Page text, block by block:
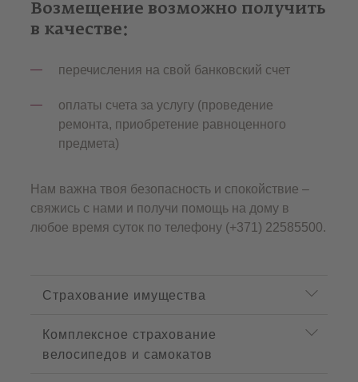
Возмещение возможно получить
в качестве:
перечисления на свой банковский счет
оплаты счета за услугу (проведение
ремонта, приобретение равноценного
предмета)
Нам важна твоя безопасность и спокойствие –
свяжись с нами и получи помощь на дому в
любое время суток по телефону (+371) 22585500.
Страхование имущества
Комплексное страхование
велосипедов и самокатов